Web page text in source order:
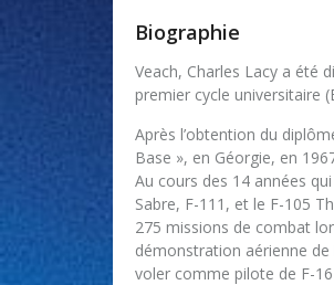
Biographie
Veach, Charles Lacy a été
premier cycle universitaire
Après l’obtention du
Base », en Géorgie, en
Au cours des 14 années
Sabre, F-111, et le F-105
275 missions de combat
démonstration aérienne de
voler comme pilote de F-